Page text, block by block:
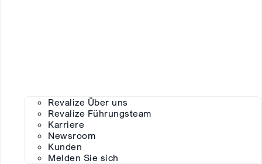
Revalize Über uns
Revalize Führungsteam
Karriere
Newsroom
Kunden
Melden Sie sich